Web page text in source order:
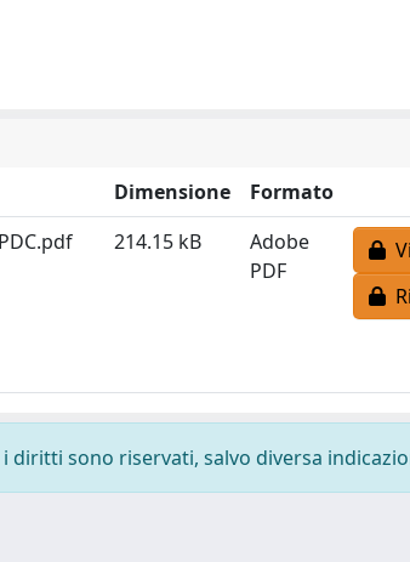
Dimensione
Formato
214.15 kB
Adobe
PDF
sono riservati, salvo diversa